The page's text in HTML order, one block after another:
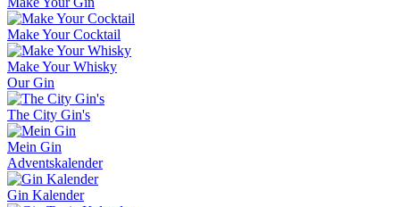
Make Your Cocktail
Make Your Whisky
Our Gin
The City Gin's
Mein Gin
Adventskalender
Gin Kalender